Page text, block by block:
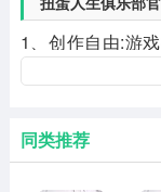
1、创作自由:游
和创造独特的动
2、多样化的服装
同类推荐